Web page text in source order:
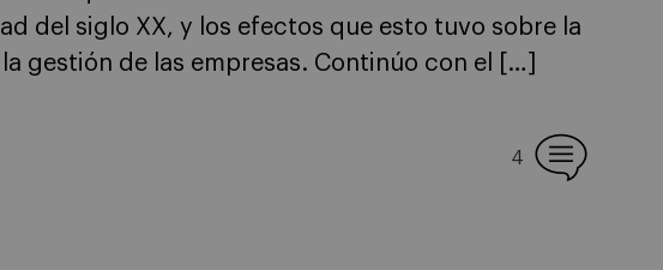
del siglo XX, y los efectos que esto tuvo sobre la
gestión de las empresas. Continúo con el […]
4